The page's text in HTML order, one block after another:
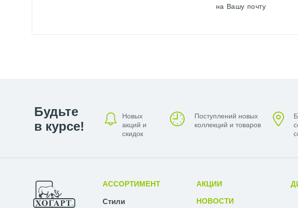
на Вашу почту
Будьте
в курсе!
Новых
акций и
скидок
Поступлений новых
коллекций и товаров
АССОРТИМЕНТ
Стили
АКЦИИ
НОВОСТИ